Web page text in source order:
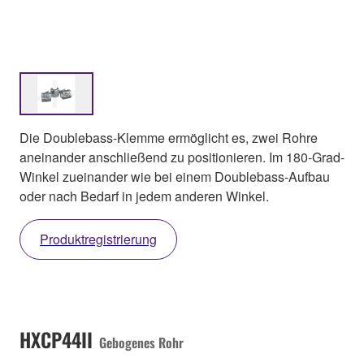
Die Doublebass-Klemme ermöglicht es, zwei Rohre
aneinander anschließend zu positionieren. Im 180-Grad-
Winkel zueinander wie bei einem Doublebass-Aufbau
oder nach Bedarf in jedem anderen Winkel.
Produktregistrierung
HXCP44II Gebogenes Rohr